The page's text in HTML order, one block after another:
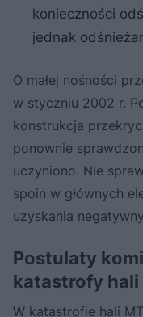
konieczności
jednak
O małej nośności
w styczniu 2002 r.
konstrukcja
ponownie
uczyniono. Nie
spoin w głównych
uzyskania
Postulaty
katastrofy hali
W katastrofie hali